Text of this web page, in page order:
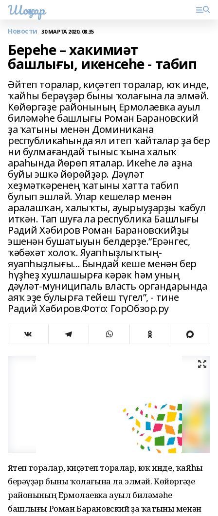
Шоңҡар
Новости 30 МАРТА 2020, 08:35
Береһе – хакимиәт
башлығы, икенсеһе - табип
Әйтеп торалар, киҫәтеп торалар, юҡ инде,
ҡайһы берәүҙәр быны ҡолағына ла элмәй.
Көйөргәҙе районының Ермолаевка ауыл
биләмәһе башлығы Роман Барановский
ҙа ҡатыны менән Доминикана
республикаһында ял итеп ҡайталар ҙа бер
ни булмағандай тыныс ҡына халыҡ
араһында йөрөп яталар. Икеһе лә аҙна
буйы эшкә йөрөйҙәр. Дәүләт
хеҙмәткәренең ҡатыны хатта табип
булып эшләй. Улар кешеләр менән
аралашҡан, халыҡты, ауырыуҙарҙы ҡабул
иткән. Тап шуға ла республика Башлығы
Радий Хәбиров Роман Барановскийҙы
эшенән бушатыуын белдерҙе.“Ерәнгес,
ҡәбәхәт холоҡ. Яуапһыҙлыҡтың-
яуапһыҙлығы... Бындай кеше менән бер
һүҙһеҙ хушлашырға кәрәк һәм уның
дәүләт-муниципаль власть органдарында
аяҡ эҙе булырға тейеш түгел”, - тине
Радий Хәбиров.Фото: ГорОбзор.ру
Әйтеп торалар, киҫәтеп торалар, юҡ инде, ҡайһы
берәүҙәр быны ҡолағына ла элмәй. Көйөргәҙе
районының Ермолаевка ауыл биләмәһе
башлығы Роман Барановский ҙа ҡатыны менән